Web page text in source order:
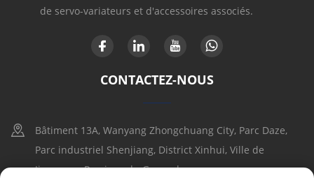
de servo-variateurs et d'accessoires associés.
CONTACTEZ-NOUS
Bâtiment 13A, Wanyang Zhongchuang City, Parc Daze,
Parc industriel Shenjiang, District Xinhui, Ville de
Jiangmen, Province du Guangdong